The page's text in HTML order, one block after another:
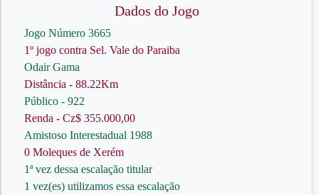
Dados do Jogo
Jogo Número 3665
1º jogo contra Sel. Vale do Paraiba
Odair Gama
Distância - 88.22Km
Público - 922
Renda - Cz$ 355.000,00
Amistoso Interestadual 1988
0 Moleques de Xerém
1ª vez dessa escalação titular
1 vez(es) utilizamos essa escalação